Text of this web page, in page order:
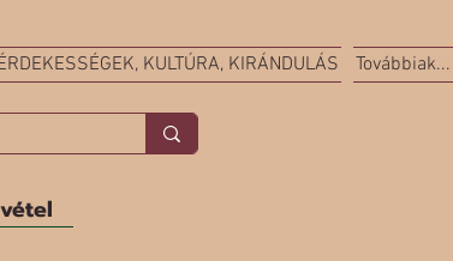
KULTÚRA, KIRÁNDULÁS Továbbiak...